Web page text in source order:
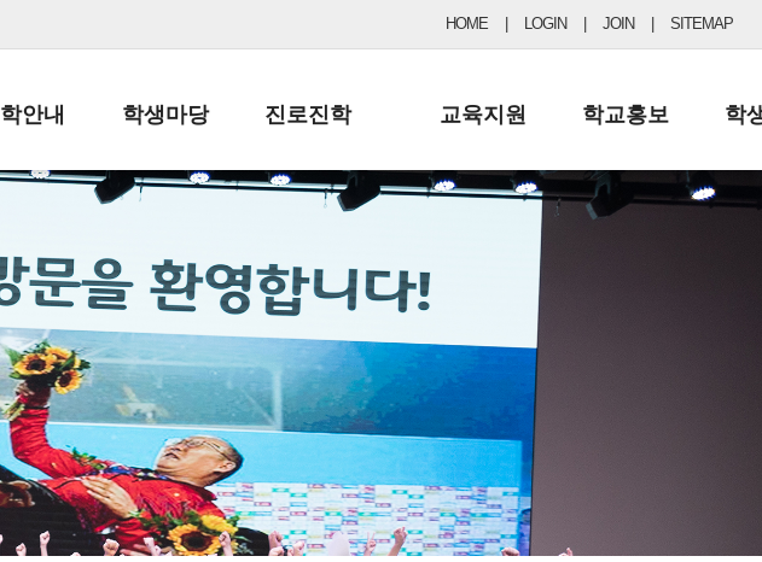
HOME LOGIN JOIN SITEMAP
안내
입 서류양식
금/수업료
구입안내
학생마당
학생생활규정
학교신문
자율진로동아리
유초등 소식지
진로진학
공지사항 및 입시자료
드림레터
교육지원
행정실
학교운영위원회
학교건축기금
학교홍보
보도자료
학